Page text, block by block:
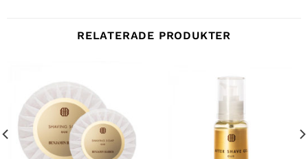
RELATERADE PRODUKTER